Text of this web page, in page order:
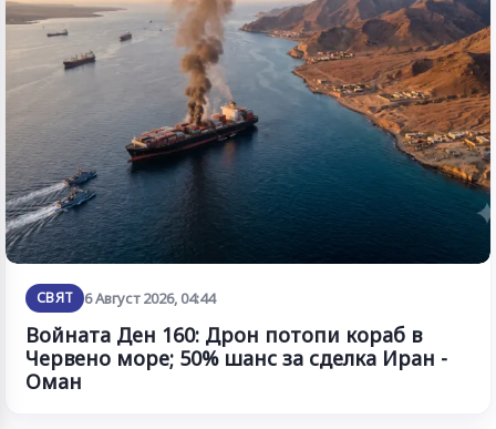
СВЯТ 6 Август 2026, 04:44
Войната Ден 160: Дрон потопи кораб в
Червено море; 50% шанс за сделка Иран -
Оман